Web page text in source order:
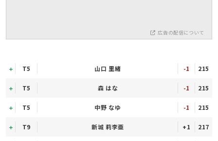
広告の配信について
T5 山口 里緒 -1 215
T5 森 はな -1 215
T5 中野 なゆ -1 215
T9 新城 莉李亜 +1 217